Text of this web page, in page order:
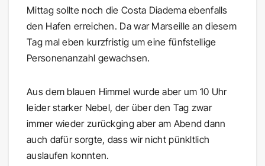
Mittag sollte noch die Costa Diadema ebenfalls
den Hafen erreichen. Da war Marseille an diesem
Tag mal eben kurzfristig um eine fünfstellige
Personenanzahl gewachsen.
Aus dem blauen Himmel wurde aber um 10 Uhr
leider starker Nebel, der über den Tag zwar
immer wieder zurückging aber am Abend dann
auch dafür sorgte, dass wir nicht pünkltlich
auslaufen konnten.